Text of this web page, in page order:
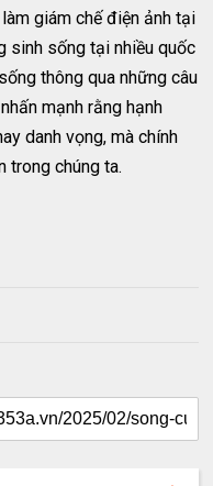
giám chế điện ảnh tại
sinh sống tại nhiều quốc
thông qua những câu
mạnh rằng hạnh
danh vọng, mà chính
trong chúng ta.